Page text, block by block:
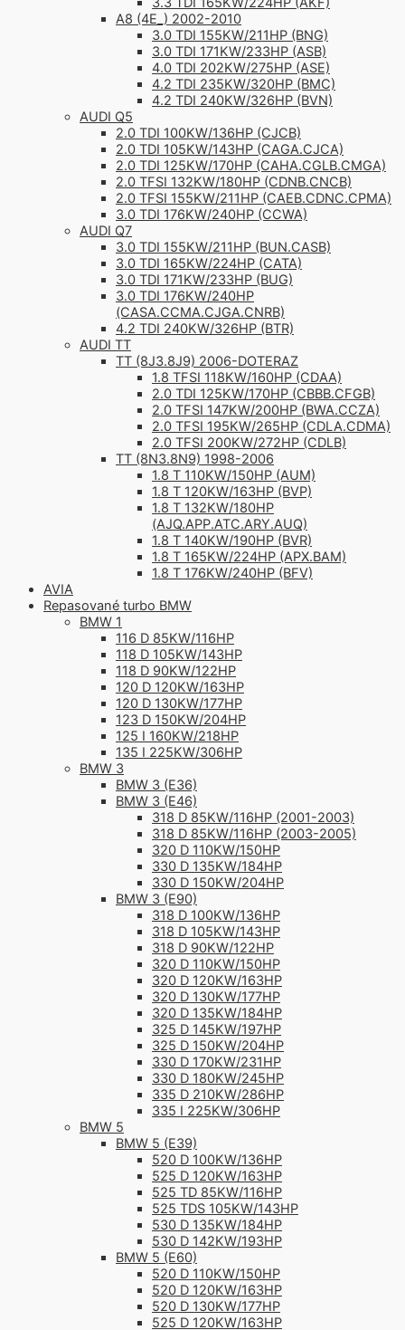
A8 (4E_) 2002-2010
3.0 TDI 155KW/211HP (BNG)
3.0 TDI 171KW/233HP (ASB)
4.0 TDI 202KW/275HP (ASE)
4.2 TDI 235KW/320HP (BMC)
4.2 TDI 240KW/326HP (BVN)
AUDI Q5
2.0 TDI 100KW/136HP (CJCB)
2.0 TDI 105KW/143HP (CAGA.CJCA)
2.0 TDI 125KW/170HP (CAHA.CGLB.CMGA)
2.0 TFSI 132KW/180HP (CDNB.CNCB)
2.0 TFSI 155KW/211HP (CAEB.CDNC.CPMA)
3.0 TDI 176KW/240HP (CCWA)
AUDI Q7
3.0 TDI 155KW/211HP (BUN.CASB)
3.0 TDI 165KW/224HP (CATA)
3.0 TDI 171KW/233HP (BUG)
3.0 TDI 176KW/240HP
(CASA.CCMA.CJGA.CNRB)
4.2 TDI 240KW/326HP (BTR)
AUDI TT
TT (8J3.8J9) 2006-DOTERAZ
1.8 TFSI 118KW/160HP (CDAA)
2.0 TDI 125KW/170HP (CBBB.CFGB)
2.0 TFSI 147KW/200HP (BWA.CCZA)
2.0 TFSI 195KW/265HP (CDLA.CDMA)
2.0 TFSI 200KW/272HP (CDLB)
TT (8N3.8N9) 1998-2006
1.8 T 110KW/150HP (AUM)
1.8 T 120KW/163HP (BVP)
1.8 T 132KW/180HP
(AJQ.APP.ATC.ARY.AUQ)
1.8 T 140KW/190HP (BVR)
1.8 T 165KW/224HP (APX.BAM)
1.8 T 176KW/240HP (BFV)
AVIA
Repasované turbo BMW
BMW 1
116 D 85KW/116HP
118 D 105KW/143HP
118 D 90KW/122HP
120 D 120KW/163HP
120 D 130KW/177HP
123 D 150KW/204HP
125 I 160KW/218HP
135 I 225KW/306HP
BMW 3
BMW 3 (E36)
BMW 3 (E46)
318 D 85KW/116HP (2001-2003)
318 D 85KW/116HP (2003-2005)
320 D 110KW/150HP
330 D 135KW/184HP
330 D 150KW/204HP
BMW 3 (E90)
318 D 100KW/136HP
318 D 105KW/143HP
318 D 90KW/122HP
320 D 110KW/150HP
320 D 120KW/163HP
320 D 130KW/177HP
320 D 135KW/184HP
325 D 145KW/197HP
325 D 150KW/204HP
330 D 170KW/231HP
330 D 180KW/245HP
335 D 210KW/286HP
335 I 225KW/306HP
BMW 5
BMW 5 (E39)
520 D 100KW/136HP
525 D 120KW/163HP
525 TD 85KW/116HP
525 TDS 105KW/143HP
530 D 135KW/184HP
530 D 142KW/193HP
BMW 5 (E60)
520 D 110KW/150HP
520 D 120KW/163HP
520 D 130KW/177HP
525 D 120KW/163HP